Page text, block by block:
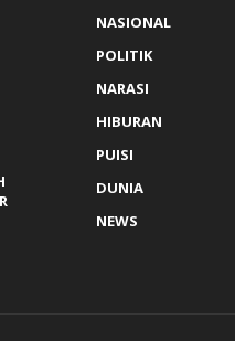
NASIONAL
POLITIK
NARASI
HIBURAN
PUISI
DUNIA
NEWS